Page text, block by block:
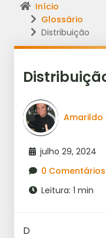
Início
Glossário
Distribuição
Amarildo
julho 29, 2024
0 Comentários
Leitura: 1 min
D